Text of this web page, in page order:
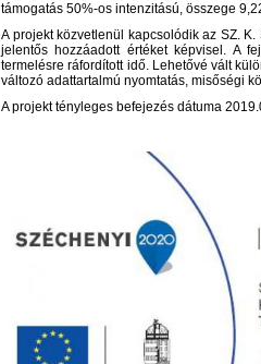
támogatás 50%-os intenzitású, összege
A projekt közvetlenül kapcsolódik az SZ.
jelentős hozzáadott értéket képvisel. A
termelésre ráfordított idő. Lehetővé vált
változó adattartalmú nyomtatás, misőségi
A projekt tényleges befejezés dátuma